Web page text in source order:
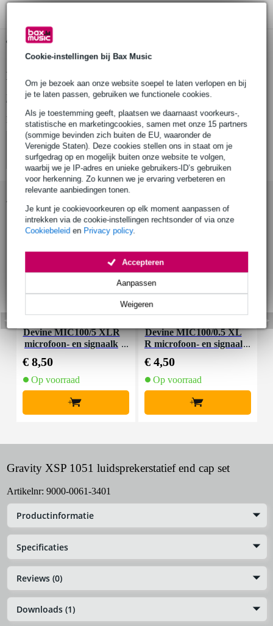
Cookie-instellingen bij Bax Music
Om je bezoek aan onze website soepel te laten verlopen en bij
je te laten passen, gebruiken we functionele cookies.
Als je toestemming geeft, plaatsen we daarnaast voorkeurs-,
statistische en marketingcookies, samen met onze 15 partners
(sommige bevinden zich buiten de EU, waaronder de
Verenigde Staten). Deze cookies stellen ons in staat om je
surfgedrag op en mogelijk buiten onze website te volgen,
waarbij we je IP-adres en unieke gebruikers-ID’s gebruiken
voor herkenning. Zo kunnen we je ervaring verbeteren en
relevante aanbiedingen tonen.
Je kunt je cookievoorkeuren op elk moment aanpassen of
intrekken via de cookie-instellingen rechtsonder of via onze
Cookiebeleid en Privacy policy.
Weigeren
Aanpassen
Accepteren
Gratis ophalen in de winkel
Productinformatie
Bekijk alle productspecificaties
Bekijk ook eens (4)
Devine MIC100/5 XLR
microfoon- en signaalk
€ 8,50
Op voorraad
+
Devine MIC100/0.5 XL
R microfoon- en signaal
€ 4,50
Op voorraad
+
Gravity XSP 1051 luidsprekerstatief end cap set
Artikelnr: 9000-0061-3401
Productinformatie
Specificaties
Reviews (0)
Downloads (1)